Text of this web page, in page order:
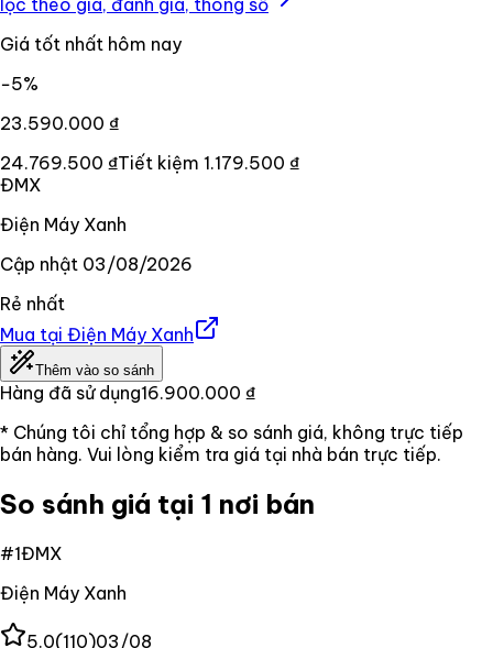
Giá tốt nhất hôm nay
−5%
23.590.000 ₫
24.769.500 ₫Tiết kiệm 1.179.500 ₫
ĐMX
Điện Máy Xanh
Cập nhật 03/08/2026
Rẻ nhất
Mua tại Điện Máy Xanh
Thêm vào so sánh
Hàng đã sử dụng16.900.000 ₫
* Chúng tôi chỉ tổng hợp & so sánh giá, không trực tiếp
bán hàng. Vui lòng kiểm tra giá tại nhà bán trực tiếp.
So sánh giá tại 1 nơi bán
#1ĐMX
Điện Máy Xanh
5.0(110)03/08